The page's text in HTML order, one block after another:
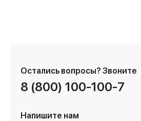
Остались вопросы? Звоните
8 (800) 100-100-7
Напишите нам